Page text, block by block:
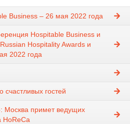
Business – 26 мая 2022 года
Hospitable Business и
Hospitality Awards и
2022 года
счастливых гостей
Москва примет ведущих
HoReCa